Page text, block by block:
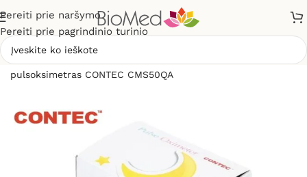
Pereiti prie naršymo
Pereiti prie pagrindinio turinio
pulsoksimetras CONTEC CMS50QA